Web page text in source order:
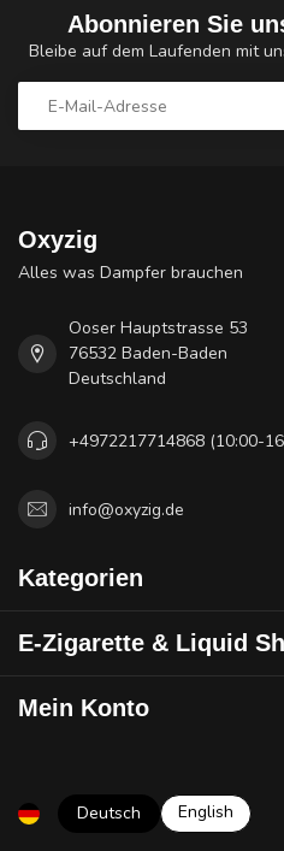
Abonnieren Sie
Bleibe auf dem Laufenden mit
Oxyzig
Alles was Dampfer brauchen
Ooser Hauptstrasse 53
76532 Baden-Baden
Deutschland
+4972217714868 (10:00-
info@oxyzig.de
Kategorien
E-Zigarette & Liquid
Mein Konto
Deutsch English